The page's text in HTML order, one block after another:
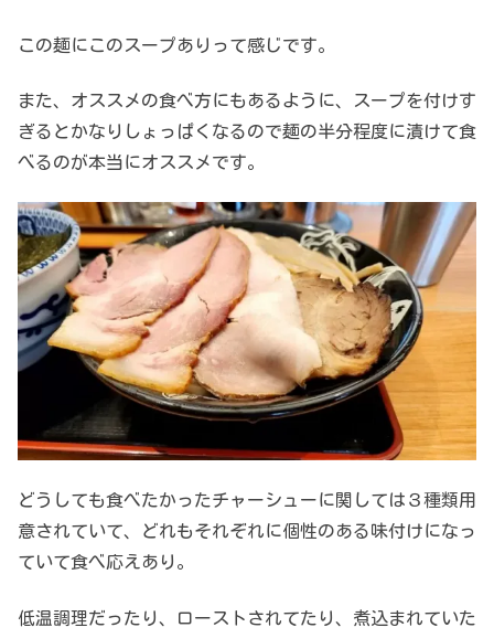
この麺にこのスープありって感じです。
また、オススメの食べ方にもあるように、スープを付けす
ぎるとかなりしょっぱくなるので麺の半分程度に漬けて食
べるのが本当にオススメです。
どうしても食べたかったチャーシューに関しては３種類用
意されていて、どれもそれぞれに個性のある味付けになっ
ていて食べ応えあり。
低温調理だったり、ローストされてたり、煮込まれていた